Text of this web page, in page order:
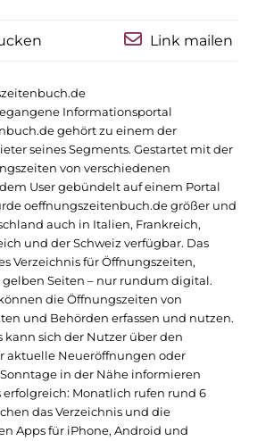
GmbH
Ensemble
Link mailen
Informationsportal
gehört zu einem der
seines Segments. Gestartet mit der
von verschiedenen
User gebündelt auf einem Portal
oeffnungszeitenbuch.de größer und
auch in Italien, Frankreich,
und der Schweiz verfügbar. Das
Verzeichnis für Öffnungszeiten,
Seiten – nur rundum digital.
die Öffnungszeiten von
und Behörden erfassen und nutzen.
kann sich der Nutzer über den
aktuelle Neueröffnungen oder
in der Nähe informieren
erfolgreich: Monatlich rufen rund 6
das Verzeichnis und die
Apps für iPhone, Android und